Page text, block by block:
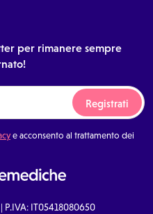
per rimanere sempre
Registrati
e acconsento al trattamento dei
P.IVA: IT05418080650